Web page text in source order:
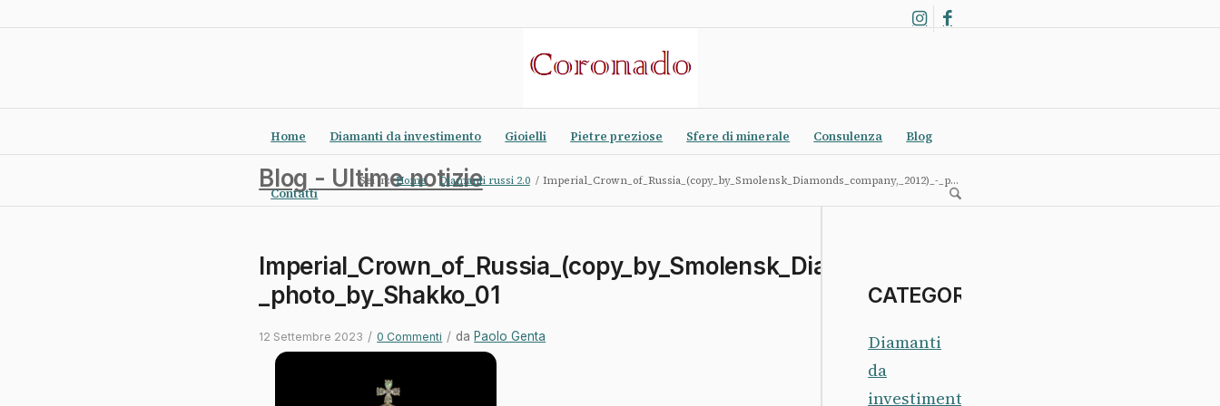
Home Diamanti da investimento Gioielli Pietre preziose Sfere di minerale Consulenza Blog
Contatti
Blog - Ultime notizie
Sei in: Home / Diamanti russi 2.0 / Imperial_Crown_of_Russia_(copy_by_Smolensk_Diamonds_company,_2012)_-_p...
Imperial_Crown_of_Russia_(copy_by_Smolensk_Diamonds_company,_2012)_-
_photo_by_Shakko_01
12 Settembre 2023 / 0 Commenti / da Paolo Genta
CATEGORIE
Diamanti
da
investimento